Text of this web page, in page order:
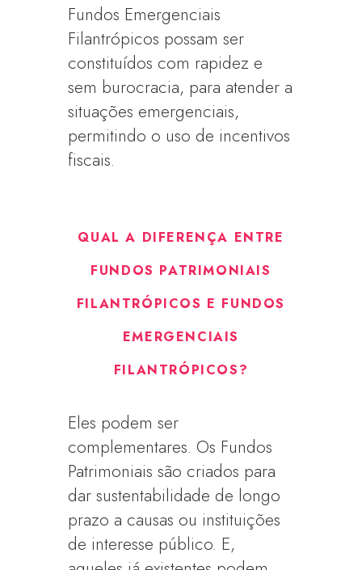
Fundos Emergenciais
Filantrópicos possam ser
constituídos com rapidez e
sem burocracia, para atender a
situações emergenciais,
permitindo o uso de incentivos
fiscais.
QUAL A DIFERENÇA ENTRE
FUNDOS PATRIMONIAIS
FILANTRÓPICOS E FUNDOS
EMERGENCIAIS
FILANTRÓPICOS?
Eles podem ser
complementares. Os Fundos
Patrimoniais são criados para
dar sustentabilidade de longo
prazo a causas ou instituições
de interesse público. E,